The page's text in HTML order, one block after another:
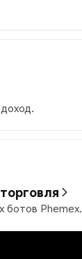
ботов Phemex.